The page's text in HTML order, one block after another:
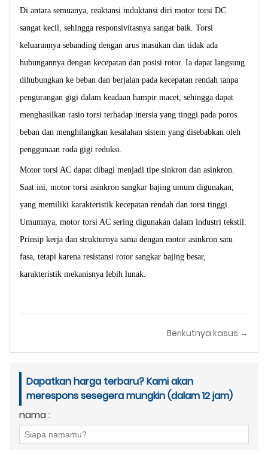
Di antara semuanya, reaktansi induktansi diri motor torsi DC
sangat kecil, sehingga responsivitasnya sangat baik. Torsi
keluarannya sebanding dengan arus masukan dan tidak ada
hubungannya dengan kecepatan dan posisi rotor. Ia dapat langsung
dihubungkan ke beban dan berjalan pada kecepatan rendah tanpa
pengurangan gigi dalam keadaan hampir macet, sehingga dapat
menghasilkan rasio torsi terhadap inersia yang tinggi pada poros
beban dan menghilangkan kesalahan sistem yang disebabkan oleh
penggunaan roda gigi reduksi.
Motor torsi AC dapat dibagi menjadi tipe sinkron dan asinkron.
Saat ini, motor torsi asinkron sangkar bajing umum digunakan,
yang memiliki karakteristik kecepatan rendah dan torsi tinggi.
Umumnya, motor torsi AC sering digunakan dalam industri tekstil.
Prinsip kerja dan strukturnya sama dengan motor asinkron satu
fasa, tetapi karena resistansi rotor sangkar bajing besar,
karakteristik mekanisnya lebih lunak.
Berikutnya kasus →
Dapatkan harga terbaru? Kami akan
merespons sesegera mungkin (dalam 12 jam)
nama :